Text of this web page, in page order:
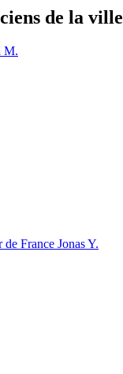
de la ville
M.
Jonas Y.